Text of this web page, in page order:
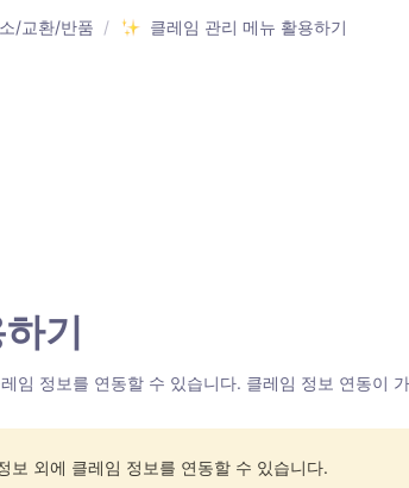
/교환/반품 / 클레임 관리 메뉴 활용하기
기
임 정보를 연동할 수 있습니다. 클레임 정보 연동
보 외에 클레임 정보를 연동할 수 있습니다.